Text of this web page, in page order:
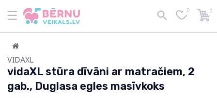
0 0
VIDAXL
vidaXL stūra dīvāni ar matračiem, 2
gab., Duglasa egles masīvkoks